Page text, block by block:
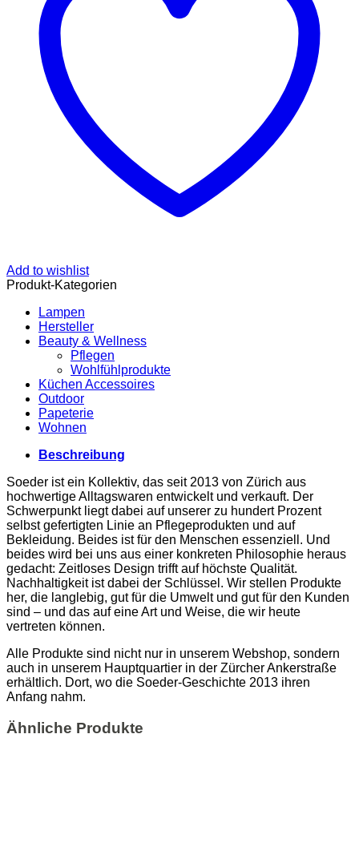
Add to wishlist
Produkt-Kategorien
Lampen
Hersteller
Beauty & Wellness
Pflegen
Wohlfühlprodukte
Küchen Accessoires
Outdoor
Papeterie
Wohnen
Beschreibung
Soeder ist ein Kollektiv, das seit 2013 von Zürich aus
hochwertige Alltagswaren entwickelt und verkauft. Der
Schwerpunkt liegt dabei auf unserer zu hundert Prozent
selbst gefertigten Linie an Pflegeprodukten und auf
Bekleidung. Beides ist für den Menschen essenziell. Und
beides wird bei uns aus einer konkreten Philosophie heraus
gedacht: Zeitloses Design trifft auf höchste Qualität.
Nachhaltigkeit ist dabei der Schlüssel. Wir stellen Produkte
her, die langlebig, gut für die Umwelt und gut für den Kunden
sind – und das auf eine Art und Weise, die wir heute
vertreten können.
Alle Produkte sind nicht nur in unserem Webshop, sondern
auch in unserem Hauptquartier in der Zürcher Ankerstraße
erhältlich. Dort, wo die Soeder-Geschichte 2013 ihren
Anfang nahm.
Ähnliche Produkte